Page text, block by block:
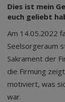
Dies ist mein
euch geliebt
Am 14.05.2022
Seelsorgeraum
Sakrament der
die Firmung
motiviert, was
war.